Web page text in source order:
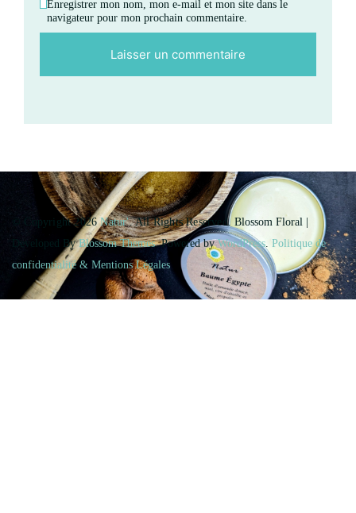
Enregistrer mon nom, mon e-mail et mon site dans le
navigateur pour mon prochain commentaire.
© Copyright 2026Natur'. All Rights Reserved.Blossom Floral |
Developed ByBlossom Themes. Powered byWordPress. Politique de
confidentialité & Mentions Légales